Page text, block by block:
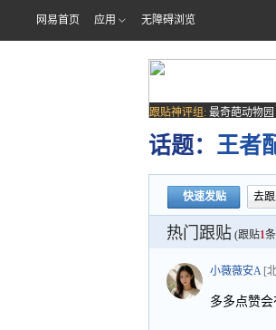
网易首页 应用 无障碍浏览
跟贴神评组: 最奇葩动物
场子
话题： 王者
快速发贴 去
热门跟贴 (跟贴1
小薇薇安A [
多多点赞